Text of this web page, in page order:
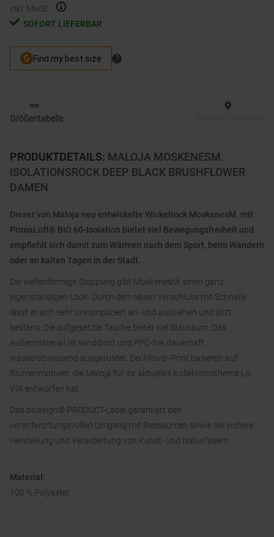
PRODUKTDETAILS: MALOJA MOSKENESM.
ISOLATIONSROCK DEEP BLACK BRUSHFLOWER
DAMEN
Dieser von Maloja neu entwickelte Wickelrock MoskenesM. mit
PrimaLoft® BIO 60-Isolation bietet viel Bewegungsfreiheit und
empfiehlt sich damit zum Wärmen nach dem Sport, beim Wandern
oder an kalten Tagen in der Stadt.
Die wellenförmige Steppung gibt MoskenesM. einen ganz
eigenständigen Look. Durch den neuen Verschluss mit Schnalle
lässt er sich sehr unkompliziert an- und ausziehen und sitzt
bestens. Die aufgesetzte Tasche bietet viel Stauraum. Das
Außenmaterial ist winddicht und PFC-frei dauerhaft
wasserabweisend ausgerüstet. DerAllover-Print basieren auf
Blumenmotiven, die Maloja für ihr aktuelles Kollektionsthema LA
VIA entworfen hat.
Das bluesign® PRODUCT-Label garantiert den
verantwortungsvollen Umgang mit Ressourcen sowie die sichere
Herstellung und Verarbeitung von Kunst- und Naturfasern.
Material:
100 % Polyester
inkl. MwSt.
SOFORT LIEFERBAR
Größentabelle